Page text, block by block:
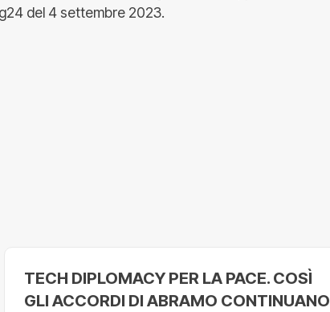
del 4 settembre 2023.
TECH DIPLOMACY PER LA PACE. COSÌ
GLI ACCORDI DI ABRAMO CONTINUANO